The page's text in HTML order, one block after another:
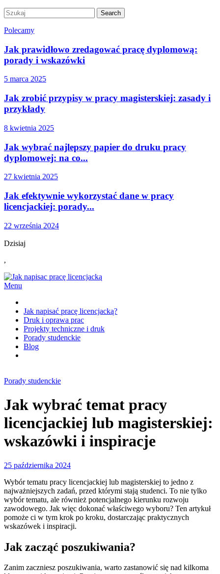
Polecamy
Jak prawidłowo zredagować pracę dyplomową:
porady i wskazówki
5 marca 2025
Jak zrobić przypisy w pracy magisterskiej: zasady i
przykłady
8 kwietnia 2025
Jak wybrać najlepszy papier do druku pracy
dyplomowej: na co...
27 kwietnia 2025
Jak efektywnie wykorzystać dane w pracy
licencjackiej: porady...
22 września 2024
Dzisiaj
,
Menu
Jak napisać pracę licencjacką?
Druk i oprawa prac
Projekty techniczne i druk
Porady studenckie
Blog
Porady studenckie
Jak wybrać temat pracy
licencjackiej lub magisterskiej:
wskazówki i inspiracje
25 października 2024
Wybór tematu pracy licencjackiej lub magisterskiej to jedno z
najważniejszych zadań, przed którymi stają studenci. To nie tylko
wybór tematu, ale również potencjalnego kierunku rozwoju
zawodowego. Jak więc dokonać właściwego wyboru? Ten artykuł
pomoże ci w tym krok po kroku, dostarczając praktycznych
wskazówek i inspiracji.
Jak zacząć poszukiwania?
Zanim zaczniesz poszukiwania, warto zastanowić się nad kilkoma